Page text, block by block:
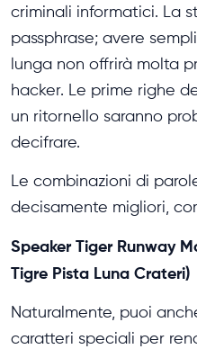
criminali informatici. La
passphrase; avere
lunga non offrirà molta
hacker. Le prime righe
un ritornello saranno
decifrare.
Le combinazioni di
decisamente migliori,
Speaker Tiger Runway
Tigre Pista Luna Crateri)
Naturalmente, puoi
caratteri speciali per